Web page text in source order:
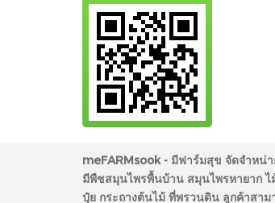
meFARMsook - มีฟาร์มสุข จัดจำหน่
มีพืชสมุนไพรพื้นบ้าน สมุนไพรหายาก
ปุ๋ย กระถางต้นไม้ ที่พรวนดิน ลูกค้าสา